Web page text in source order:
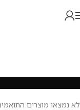
לא נמצאו מוצרים